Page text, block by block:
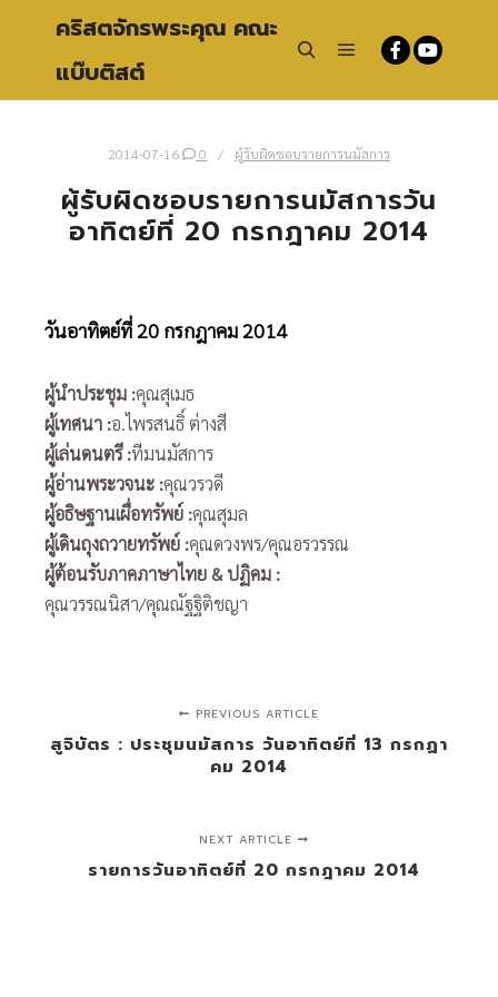
คริสตจักรพระคุณ คณะ
แบ๊บติสต์
2014-07-16 0 ผู้รับผิดชอบรายการนมัสการ
ผู้รับผิดชอบรายการนมัสการวัน
อาทิตย์ที่ 20 กรกฎาคม 2014
วันอาทิตย์ที่ 20 กรกฎาคม 2014
ผู้นำประชุม :คุณสุเมธ
ผู้เทศนา :อ.ไพรสนธิ์ ต่างสี
ผู้เล่นดนตรี:ทีมนมัสการ
ผู้อ่านพระวจนะ :คุณวรวดี
ผู้อธิษฐานเผื่อทรัพย์ :คุณสุมล
ผู้เดินถุงถวายทรัพย์ :คุณดวงพร/คุณอรวรรณ
ผู้ต้อนรับภาคภาษาไทย & ปฏิคม :
คุณวรรณนิสา/คุณณัฐฐิติชญา
PREVIOUS ARTICLE
สูจิบัตร : ประชุมนมัสการ วันอาทิตย์ที่ 13 กรกฏา
คม 2014
NEXT ARTICLE
รายการวันอาทิตย์ที่ 20 กรกฎาคม 2014